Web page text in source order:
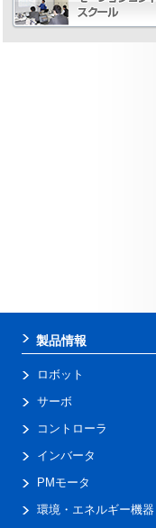
製品情報
ロボット
サーボ
コントローラ
インバータ
PMモータ
環境・エネルギー機器